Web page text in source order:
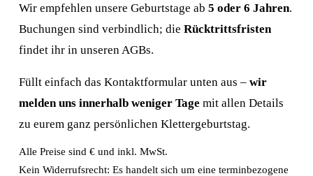
Wir empfehlen unsere Geburtstage ab 5 oder 6 Jahren.
Buchungen sind verbindlich; die Rücktrittsfristen
findet ihr in unseren AGBs.
Füllt einfach das Kontaktformular unten aus – wir
melden uns innerhalb weniger Tage mit allen Details
zu eurem ganz persönlichen Klettergeburtstag.
Alle Preise sind € und inkl. MwSt.
Kein Widerrufsrecht: Es handelt sich um eine terminbezogene